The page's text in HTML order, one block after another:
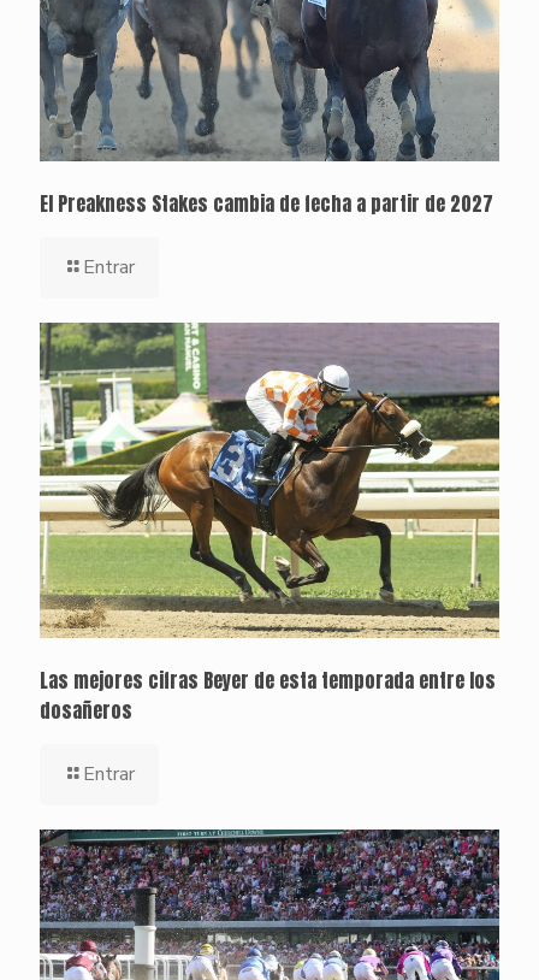
El Preakness Stakes cambia de fecha a partir de 2027
Entrar
Las mejores cifras Beyer de esta temporada entre los
dosañeros
Entrar